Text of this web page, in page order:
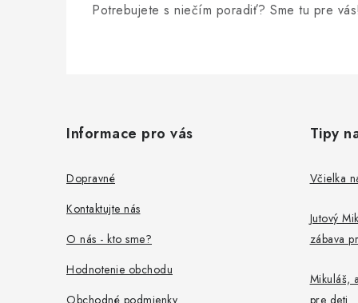
i
s
u
Potrebujete s niečím poradiť? Sme tu pre vás!
Informace pro vás
Dopravné
Kontaktujte nás
O nás - kto sme?
Hodnotenie obchodu
Obchodné podmienky
Tipy
Včielka
Jutový
zábava
Mikuláš,
pre deti